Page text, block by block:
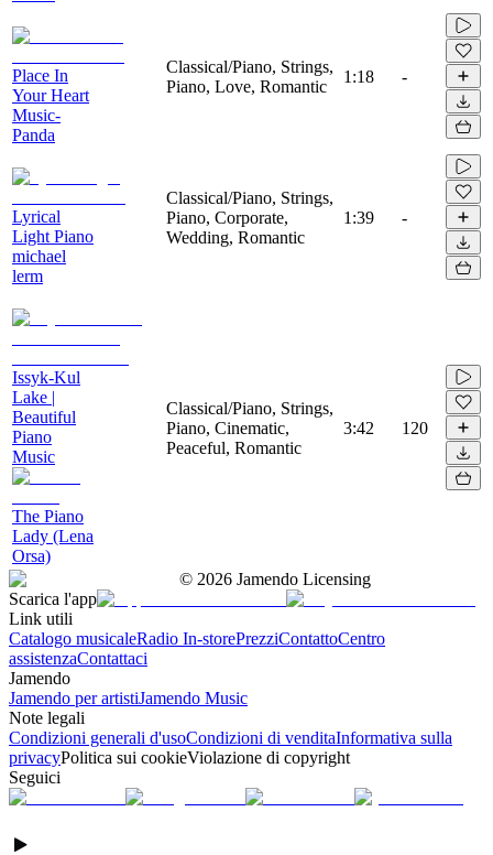
Place In
Your Heart
Music-
Panda
Classical/Piano, Strings,
Piano, Love, Romantic
1:18 -
Lyrical
Light Piano
michael
lerm
Classical/Piano, Strings,
Piano, Corporate,
Wedding, Romantic
1:39 -
Issyk​-​Kul
Lake |
Beautiful
Piano
Music
The Piano
Lady (Lena
Orsa)
Classical/Piano, Strings,
Piano, Cinematic,
Peaceful, Romantic
3:42 120
© 2026 Jamendo Licensing
Scarica l'app
Link utili
Catalogo musicaleRadio In-storePrezziContattoCentro
assistenzaContattaci
Jamendo
Jamendo per artistiJamendo Music
Note legali
Condizioni generali d'usoCondizioni di venditaInformativa sulla
privacyPolitica sui cookieViolazione di copyright
Seguici